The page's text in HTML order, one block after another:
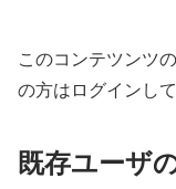
このコンテツンツ
の方はログインして
既存ユーザ